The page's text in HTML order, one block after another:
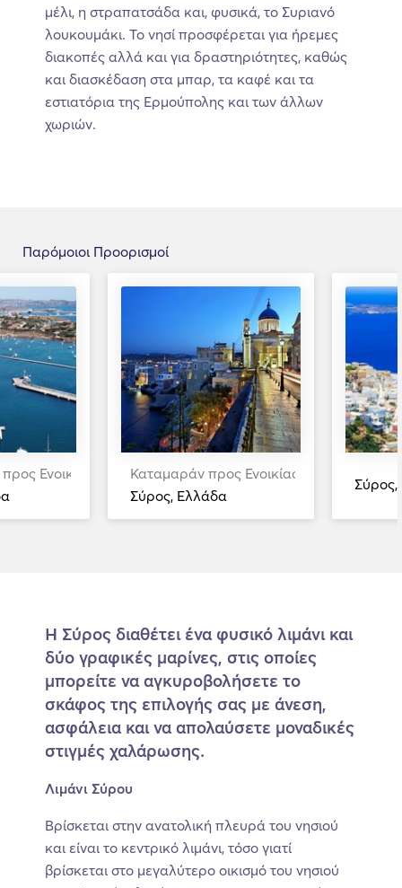
μέλι, η στραπατσάδα και, φυσικά, το Συριανό
λουκουμάκι. Το νησί προσφέρεται για ήρεμες
διακοπές αλλά και για δραστηριότητες, καθώς
και διασκέδαση στα μπαρ, τα καφέ και τα
εστιατόρια της Ερμούπολης και των άλλων
χωριών.
Παρόμοιοι Προορισμοί
Ενοικίαση
Καταμαράν προς Ενοικίαση
Σύρος, Ελλάδα
Η Σύρος διαθέτει ένα φυσικό λιμάνι και
δύο γραφικές μαρίνες, στις οποίες
μπορείτε να αγκυροβολήσετε το
σκάφος της επιλογής σας με άνεση,
ασφάλεια και να απολαύσετε μοναδικές
στιγμές χαλάρωσης.
Λιμάνι Σύρου
Βρίσκεται στην ανατολική πλευρά του νησιού
και είναι το κεντρικό λιμάνι, τόσο γιατί
βρίσκεται στο μεγαλύτερο οικισμό του νησιού